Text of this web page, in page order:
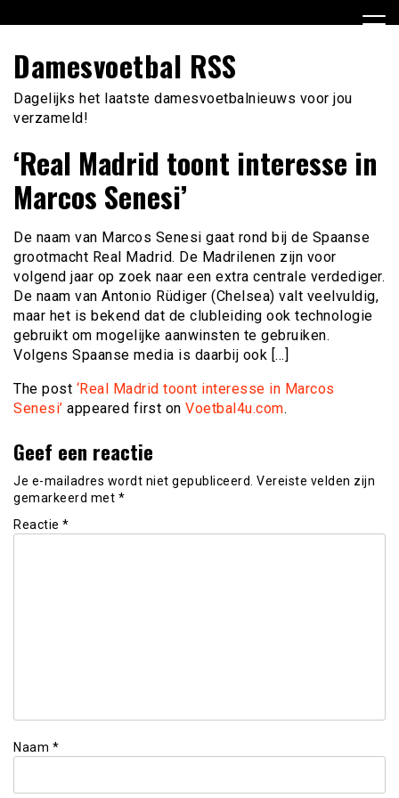
naar
inhoud
Damesvoetbal RSS
Dagelijks het laatste damesvoetbalnieuws voor jou
verzameld!
‘Real Madrid toont interesse in
Marcos Senesi’
De naam van Marcos Senesi gaat rond bij de Spaanse
grootmacht Real Madrid. De Madrilenen zijn voor
volgend jaar op zoek naar een extra centrale verdediger.
De naam van Antonio Rüdiger (Chelsea) valt veelvuldig,
maar het is bekend dat de clubleiding ook technologie
gebruikt om mogelijke aanwinsten te gebruiken.
Volgens Spaanse media is daarbij ook […]
The post ‘Real Madrid toont interesse in Marcos
Senesi’ appeared first on Voetbal4u.com.
Geef een reactie
Je e-mailadres wordt niet gepubliceerd. Vereiste velden zijn
gemarkeerd met *
Reactie *
Naam *